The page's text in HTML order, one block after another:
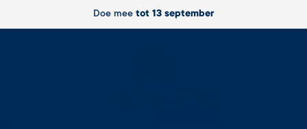
Doe mee tot 13 september